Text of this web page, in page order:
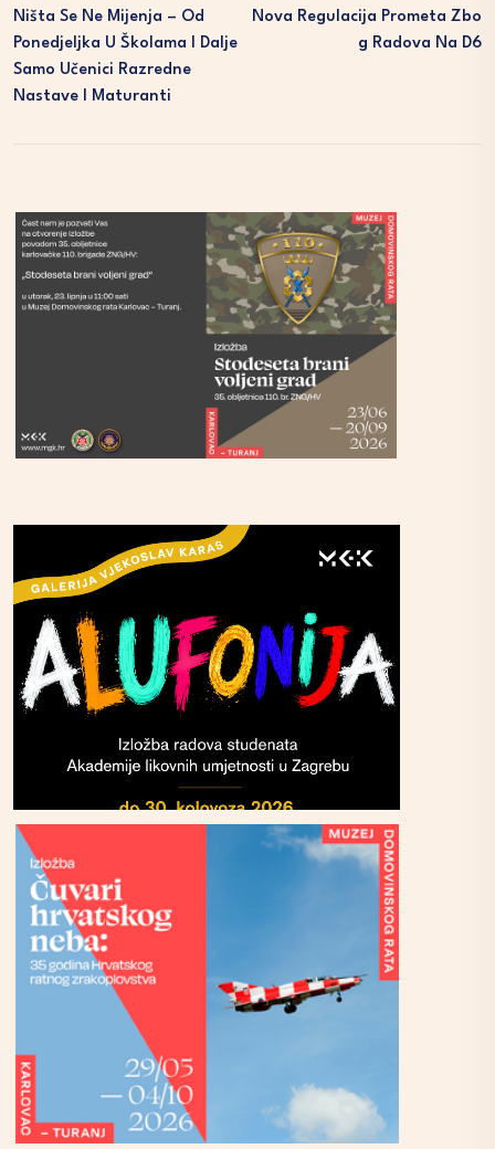
Ništa Se Ne Mijenja – Od
Ponedjeljka U Školama I Dalje
Samo Učenici Razredne
Nastave I Maturanti
Nova Regulacija Prometa Zbo
G Radova Na D6